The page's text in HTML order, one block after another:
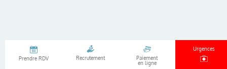
Prendre RDV Recrutement
Paiement
en ligne
Urgences